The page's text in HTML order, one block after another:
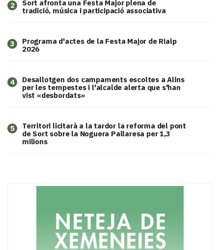
2
Sort afronta una Festa Major plena de
tradició, música i participació associativa
3
Programa d'actes de la Festa Major de Rialp
2026
4
​Desallotgen dos campaments escoltes a Alins
per les tempestes i l'alcalde alerta que s'han
vist «desbordats»
5
Territori licitarà a la tardor la reforma del pont
de Sort sobre la Noguera Pallaresa per 1,3
milions